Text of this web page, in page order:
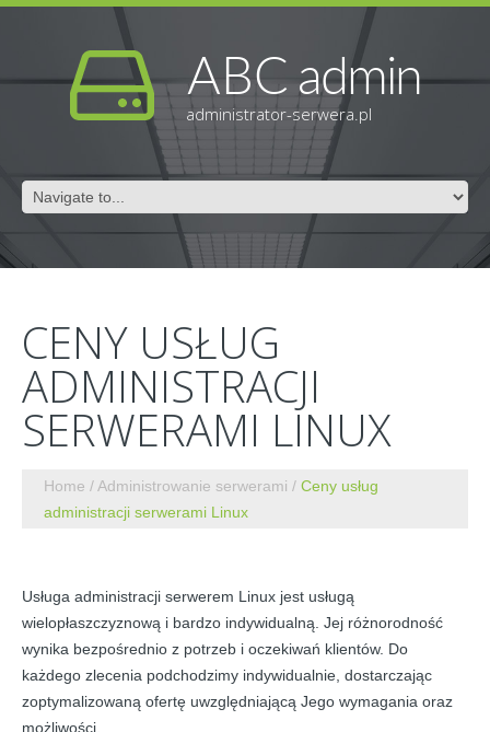
administrator-serwera.pl
CENY USŁUG
ADMINISTRACJI
SERWERAMI LINUX
Home Administrowanie serwerami
Ceny usług
administracji serwerami Linux
Usługa administracji serwerem Linux jest usługą
wielopłaszczyznową i bardzo indywidualną. Jej różnorodność
wynika bezpośrednio z potrzeb i oczekiwań klientów. Do
każdego zlecenia podchodzimy indywidualnie, dostarczając
zoptymalizowaną ofertę uwzględniającą Jego wymagania oraz
możliwości.